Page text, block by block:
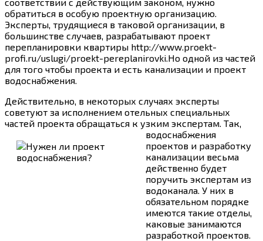
обратиться в особую проектную организацию.
Эксперты, трудящиеся в таковой организации, в
большинстве случаев, разрабатывают проект
перепланировки квартиры http://www.proekt-
profi.ru/uslugi/proekt-pereplanirovki.Но одной из частей
для того чтобы проекта и есть канализации и проект
водоснабжения.
Действительно, в некоторых случаях эксперты
советуют за исполнением отельных специальных
частей проекта обращаться к узким экспертам. Так,
водоснабжения
проектов и разработку
канализации весьма
действенно будет
поручить экспертам из
водоканала. У них в
обязательном порядке
имеются такие отделы,
каковые занимаются
разработкой проектов.